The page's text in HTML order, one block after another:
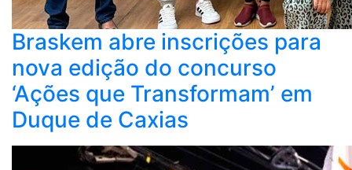
Braskem abre inscrições para
nova edição do concurso
‘Ações que Transformam’ em
Duque de Caxias